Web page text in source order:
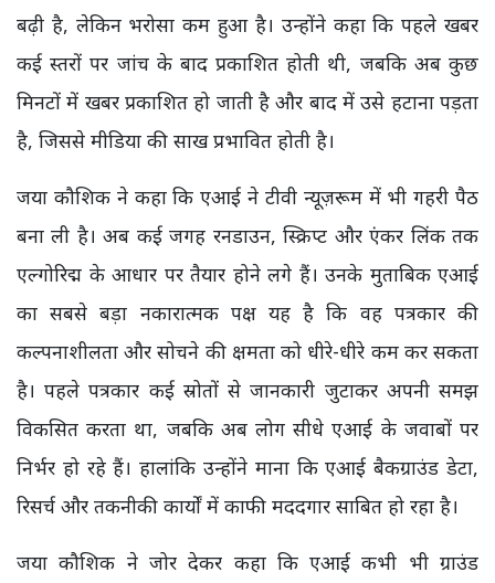
बढ़ी है, लेकिन भरोसा कम हुआ है। उन्होंने कहा कि पहले खबर
कई स्तरों पर जांच के बाद प्रकाशित होती थी, जबकि अब कुछ
मिनटों में खबर प्रकाशित हो जाती है और बाद में उसे हटाना पड़ता
है, जिससे मीडिया की साख प्रभावित होती है।
जया कौशिक ने कहा कि एआई ने टीवी न्यूज़रूम में भी गहरी पैठ
बना ली है। अब कई जगह रनडाउन, स्क्रिप्ट और एंकर लिंक तक
एल्गोरिद्म के आधार पर तैयार होने लगे हैं। उनके मुताबिक एआई
का सबसे बड़ा नकारात्मक पक्ष यह है कि वह पत्रकार की
कल्पनाशीलता और सोचने की क्षमता को धीरे-धीरे कम कर सकता
है। पहले पत्रकार कई स्रोतों से जानकारी जुटाकर अपनी समझ
विकसित करता था, जबकि अब लोग सीधे एआई के जवाबों पर
निर्भर हो रहे हैं। हालांकि उन्होंने माना कि एआई बैकग्राउंड डेटा,
रिसर्च और तकनीकी कार्यों में काफी मददगार साबित हो रहा है।
जया कौशिक ने जोर देकर कहा कि एआई कभी भी ग्राउंड